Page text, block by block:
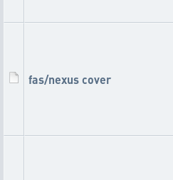
fas/nexus cover